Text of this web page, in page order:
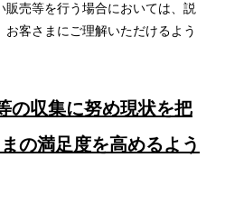
販売等を行う場合においては、説
客さまにご理解いただけるよう
の収集に努め現状を把
の満足度を高めるよう